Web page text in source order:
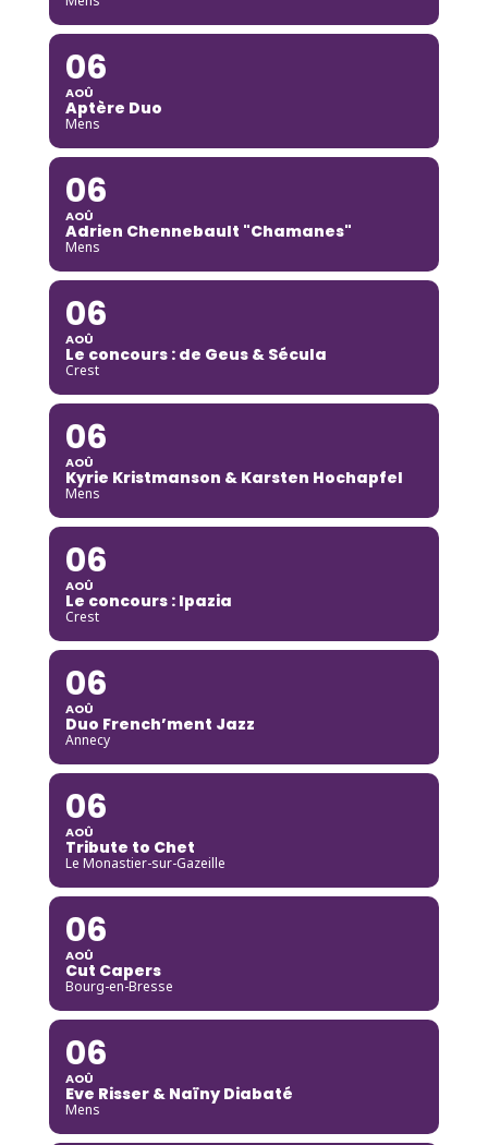
06
AOÛ
Aptère Duo
Mens
06
AOÛ
Adrien Chennebault "Chamanes"
Mens
06
AOÛ
Le concours : de Geus & Sécula
Crest
06
AOÛ
Kyrie Kristmanson & Karsten Hochapfel
Mens
06
AOÛ
Le concours : Ipazia
Crest
06
AOÛ
Duo French’ment Jazz
Annecy
06
AOÛ
Tribute to Chet
Le Monastier-sur-Gazeille
06
AOÛ
Cut Capers
Bourg-en-Bresse
06
AOÛ
Eve Risser & Naïny Diabaté
Mens